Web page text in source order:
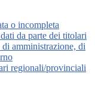
o incompleta
da parte dei titolari
amministrazione, di
regionali/provinciali